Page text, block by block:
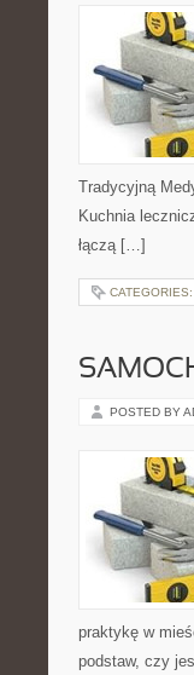
Tradycyjną
Kuchnia
łączą […]
CATEGORIES:
POSTED BY
praktykę w
podstaw, czy